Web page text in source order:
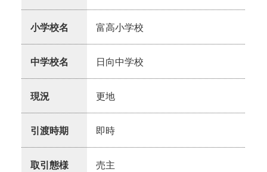
小学校名 富高小学校
中学校名 日向中学校
現況 更地
引渡時期 即時
取引態様 売主